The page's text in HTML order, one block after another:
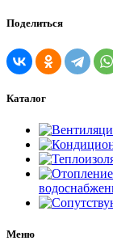
Поделиться
Каталог
Меню